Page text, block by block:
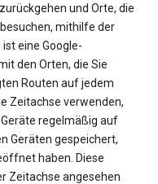
und Orte, die
mithilfe der
eine Google-
den Orten, die Sie
Routen auf jedem
Zeitachse verwenden,
regelmäßig auf
Geräten gespeichert,
haben. Diese
Zeitachse angesehen